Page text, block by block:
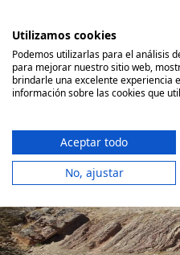
contenido
Comparador Seguro
Seguro
Utilizamos cookies
Podemos utilizarlas para el análisis
para mejorar nuestro sitio web,
brindarle una excelente experiencia
información sobre las cookies que
Aceptar todo
No, ajustar